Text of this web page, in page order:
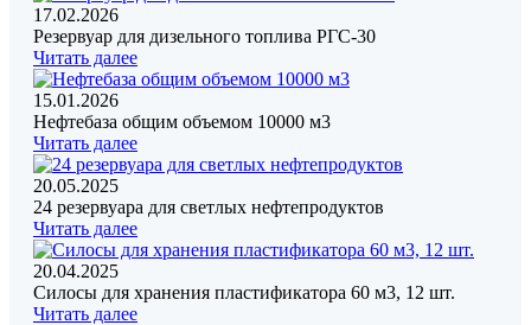
17.02.2026
Резервуар для дизельного топлива РГС-30
Читать далее
15.01.2026
Нефтебаза общим объемом 10000 м3
Читать далее
20.05.2025
24 резервуара для светлых нефтепродуктов
Читать далее
20.04.2025
Силосы для хранения пластификатора 60 м3, 12 шт.
Читать далее